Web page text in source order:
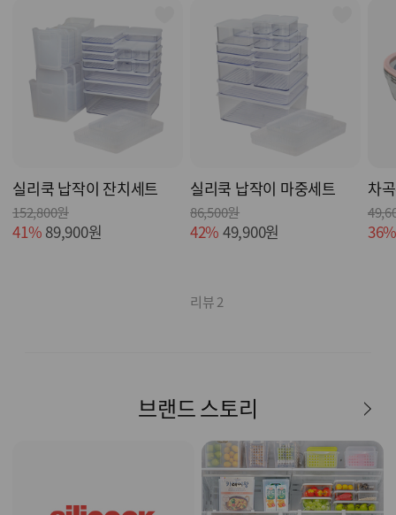
실리쿡 납작이 잔치세트
152,800원
41% 89,900원
실리쿡 납작이 마중세트
86,500원
42% 49,900원
리뷰 2
차
브랜드 스토리